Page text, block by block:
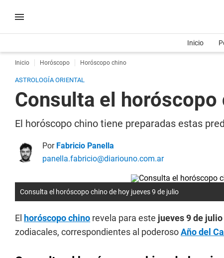
Inicio
Inicio Horóscopo Horóscopo chino
ASTROLOGÍA ORIENTAL
Consulta el
El horóscopo chino tiene preparadas estas
Por Fabricio Panella
panella.fabricio@diariouno.com.ar
Consulta el horóscopo chino de hoy jueves 9 de julio
El horóscopo chino revela para este jueves 9 de
zodiacales, correspondientes al poderosoAño del